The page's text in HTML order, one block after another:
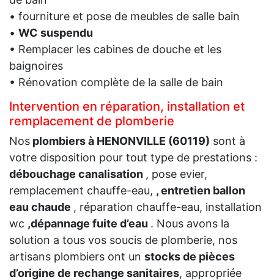
• fourniture et pose de meubles de salle bain
• WC suspendu
• Remplacer les cabines de douche et les
baignoires
• Rénovation complète de la salle de bain
Intervention en réparation, installation et
remplacement de plomberie
Nos plombiers à HENONVILLE (60119) sont à
votre disposition pour tout type de prestations :
débouchage canalisation , pose evier,
remplacement chauffe-eau, , entretien ballon
eau chaude , réparation chauffe-eau, installation
wc ,dépannage fuite d’eau . Nous avons la
solution a tous vos soucis de plomberie, nos
artisans plombiers ont un stocks de pièces
d’origine de rechange sanitaires, appropriée